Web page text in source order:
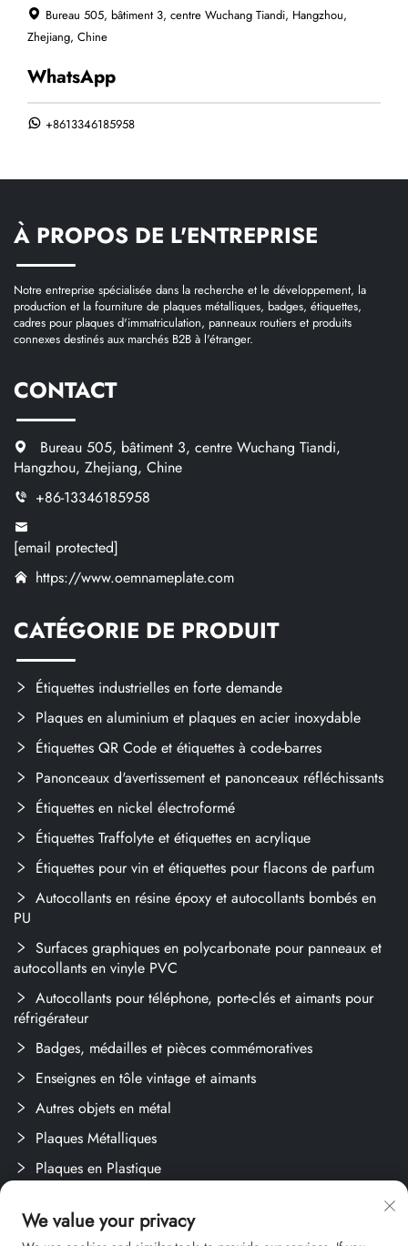
Bureau 505, bâtiment 3, centre Wuchang Tiandi, Hangzhou,
Zhejiang, Chine
WhatsApp
+8613346185958
À PROPOS DE L'ENTREPRISE
Notre entreprise spécialisée dans la recherche et le développement, la
production et la fourniture de plaques métalliques, badges, étiquettes,
cadres pour plaques d'immatriculation, panneaux routiers et produits
connexes destinés aux marchés B2B à l'étranger.
CONTACT
Bureau 505, bâtiment 3, centre Wuchang Tiandi,
Hangzhou, Zhejiang, Chine
+86-13346185958
[email protected]
https://www.oemnameplate.com
CATÉGORIE DE PRODUIT
Étiquettes industrielles en forte demande
Plaques en aluminium et plaques en acier inoxydable
Étiquettes QR Code et étiquettes à code-barres
Panonceaux d'avertissement et panonceaux réfléchissants
Étiquettes en nickel électroformé
Étiquettes Traffolyte et étiquettes en acrylique
Étiquettes pour vin et étiquettes pour flacons de parfum
Autocollants en résine époxy et autocollants bombés en
PU
Surfaces graphiques en polycarbonate pour panneaux et
autocollants en vinyle PVC
Autocollants pour téléphone, porte-clés et aimants pour
réfrigérateur
Badges, médailles et pièces commémoratives
Enseignes en tôle vintage et aimants
Autres objets en métal
Plaques Métalliques
Plaques en Plastique
Créations Sur Mesure
We value your privacy